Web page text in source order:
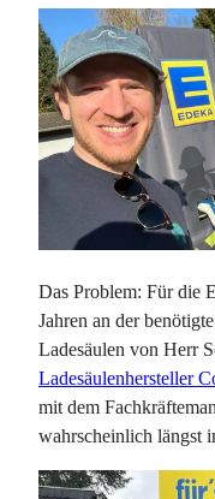
Das Problem: Für die
Jahren an der
Ladesäulen von Herr
Ladesäulenhersteller
mit dem
wahrscheinlich längst